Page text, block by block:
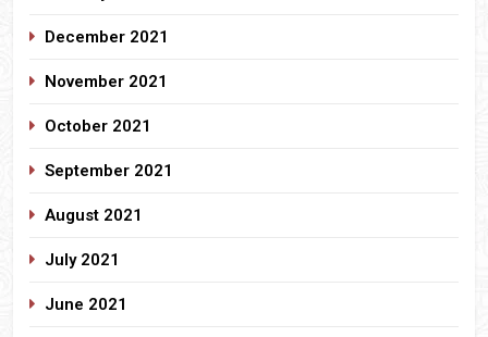
December 2021
November 2021
October 2021
September 2021
August 2021
July 2021
June 2021